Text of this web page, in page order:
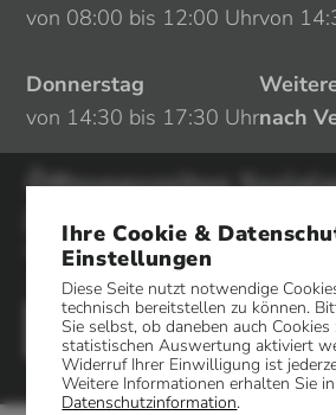
von 08:00 bis 12:00 Uhrvon
Donnerstag
von 14:30 bis 17:30 Uhrnach
Öffnungszeiten
jobcenter /
Montag-Freitag
von 08:00 bis 12:00 Uhrvon
Ihre Cookie &
Einstellungen
Diese Seite nutzt notwendige
technisch bereitstellen zu können.
Sie selbst, ob daneben auch
statistischen Auswertung aktiviert
Widerruf Ihrer Einwilligung ist
Weitere Informationen erhalten Sie
Datenschutzinformation.